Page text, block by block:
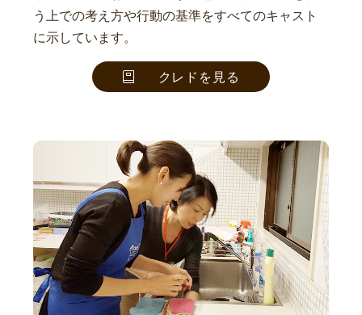
う上での考え方や行動の基準をすべてのキャスト
に示しています。
クレドを見る